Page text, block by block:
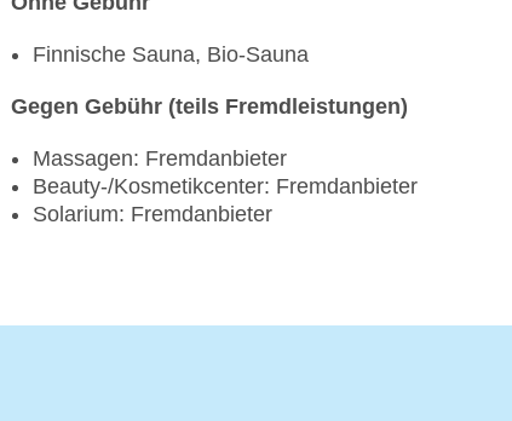
Finnische Sauna, Bio-Sauna
Gegen Gebühr (teils Fremdleistungen)
Massagen: Fremdanbieter
Beauty-/Kosmetikcenter: Fremdanbieter
Solarium: Fremdanbieter